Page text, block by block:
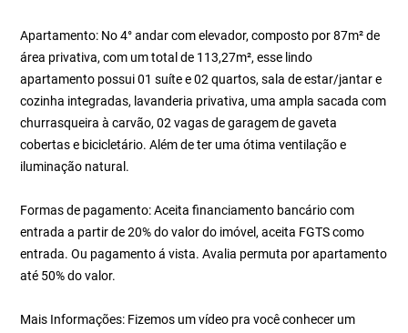
Apartamento: No 4° andar com elevador, composto por 87m² de
área privativa, com um total de 113,27m², esse lindo
apartamento possui 01 suíte e 02 quartos, sala de estar/jantar e
cozinha integradas, lavanderia privativa, uma ampla sacada com
churrasqueira à carvão, 02 vagas de garagem de gaveta
cobertas e bicicletário. Além de ter uma ótima ventilação e
iluminação natural.
Formas de pagamento: Aceita financiamento bancário com
entrada a partir de 20% do valor do imóvel, aceita FGTS como
entrada. Ou pagamento á vista. Avalia permuta por apartamento
até 50% do valor.
Mais Informações: Fizemos um vídeo pra você conhecer um